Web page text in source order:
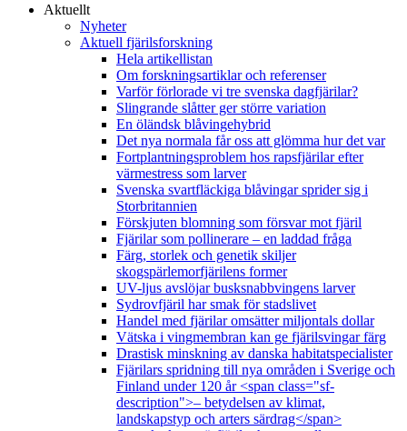
Aktuellt
Nyheter
Aktuell fjärilsforskning
Hela artikellistan
Om forskningsartiklar och referenser
Varför förlorade vi tre svenska dagfjärilar?
Slingrande slåtter ger större variation
En öländsk blåvingehybrid
Det nya normala får oss att glömma hur det var
Fortplantningsproblem hos rapsfjärilar efter
värmestress som larver
Svenska svartfläckiga blåvingar sprider sig i
Storbritannien
Förskjuten blomning som försvar mot fjäril
Fjärilar som pollinerare – en laddad fråga
Färg, storlek och genetik skiljer
skogspärlemorfjärilens former
UV-ljus avslöjar busksnabbvingens larver
Sydrovfjäril har smak för stadslivet
Handel med fjärilar omsätter miljontals dollar
Vätska i vingmembran kan ge fjärilsvingar färg
Drastisk minskning av danska habitatspecialister
Fjärilars spridning till nya områden i Sverige och
Finland under 120 år <span class="sf-
description">– betydelsen av klimat,
landskapstyp och arters särdrag</span>